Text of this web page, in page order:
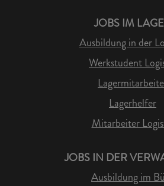
JOBS IM
Ausbildung in der
Werkstudent
Lagerhelfer
Mitarbeiter
JOBS IN DER
Ausbildung im